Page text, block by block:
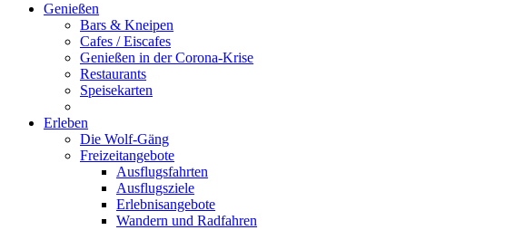
Genießen
Bars & Kneipen
Cafes / Eiscafes
Genießen in der Corona-Krise
Restaurants
Speisekarten
Erleben
Die Wolf-Gäng
Freizeitangebote
Ausflugsfahrten
Ausflugsziele
Erlebnisangebote
Wandern und Radfahren